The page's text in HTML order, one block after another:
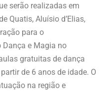
serão realizadas em
Quatis, Aluísio d’Elias,
para o
e Magia no
gratuitas de dança
de 6 anos de idade. O
na região e